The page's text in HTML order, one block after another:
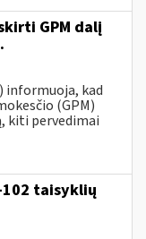
GPM dalį
informuoja, kad
(GPM)
kiti pervedimai
102 taisyklių